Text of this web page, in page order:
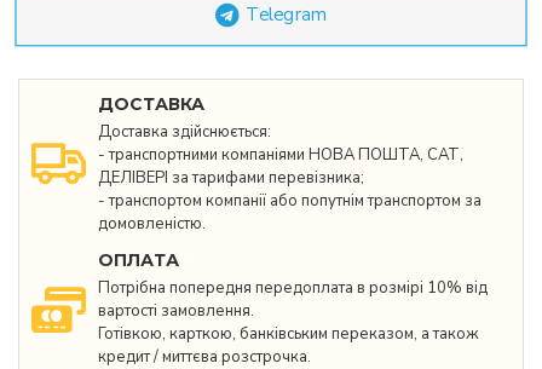
ДОСТАВКА
Доставка здійснюється:
- транспортними компаніями НОВА ПОШТА, САТ,
ДЕЛІВЕРІ за тарифами перевізника;
- транспортом компанії або попутнім транспортом за
домовленістю.
ОПЛАТА
Потрібна попередня передоплата в розмірі 10% від
вартості замовлення.
Готівкою, карткою, банківським переказом, а також
кредит / миттєва розстрочка.
Telegram